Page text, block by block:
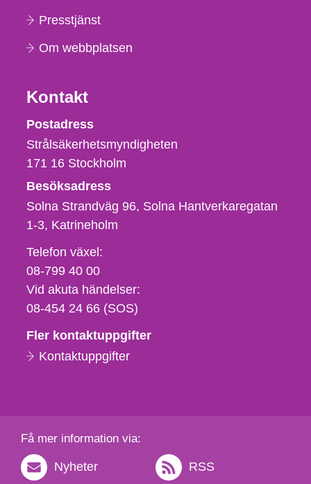
Presstjänst
Om webbplatsen
Kontakt
Strålsäkerhetsmyndigheten
Postadress
Strålsäkerhetsmyndigheten
171 16 Stockholm
Besöksadress
Solna Strandväg 96, Solna Hantverkaregatan
1-3 Katrineholm
Telefon,
fax
och
e-
Telefon växel:
08-799 40 00
Vid akuta händelser:
08-454 24 66 (SOS)
Fler kontaktuppgifter
Kontaktuppgifter
Få mer information via:
Nyheter RSS